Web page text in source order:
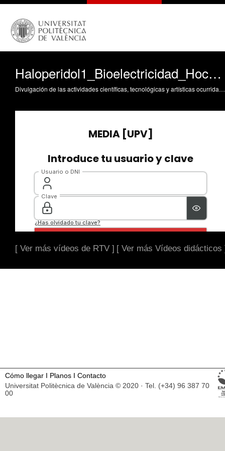
Haloperidol1_Bioelectricidad_Hochstadt_Sánchez_Ureta
Divulgación de las actividades científicas, tecnológicas y artísticas ocurridas en los tres campus de la UPV
[ Ver más vídeos de RTV ] [ Ver más Vídeos didácticos
Cómo llegar I Planos I Contacto
Universitat Politècnica de València © 2020 · Tel. (+34) 96 387 70
00